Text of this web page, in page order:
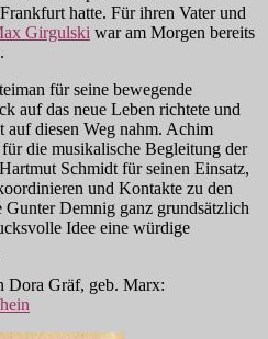
hatte. Für ihren Vater und
Girgulski war am Morgen bereits
für seine bewegende
auf das neue Leben richtete und
auf diesen Weg nahm. Achim
die musikalische Begleitung der
Schmidt für seinen Einsatz,
und Kontakte zu den
Demnig ganz grundsätzlich
Idee eine würdige
Dora Gräf, geb. Marx: